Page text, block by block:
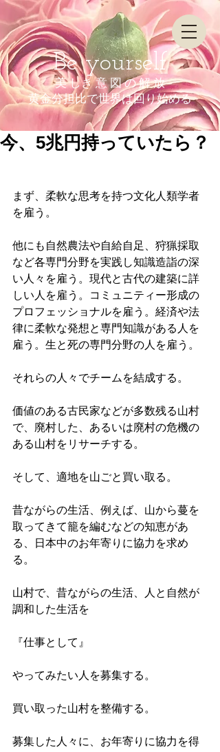
Be yourself
美 しき 意 図 の 解 放
​黄金分担比で世界は回り始める
今、5兆円持っていたら？
まず、柔軟な思考を持つ文化人類学者
を雇う。
他にも自然農法や自給自足、狩猟採取
など各専門分野を実践し知識造詣の深
い人々を雇う。現代と古代の建築に詳
しい人を雇う。コミュニティー形成の
プロフェッショナルを雇う。経済や法
律に柔軟な発想と専門知識がある人を
雇う。生と死の専門分野の人を雇う。
それらの人々でチームを結成する。
価値のある古民家などが多数残る山村
で、廃村した、あるいは廃村の危機の
ある山村をリサーチする。
そして、適地を山ごと買い取る。
昔ながらの生活、例えば、山から蔓を
取ってきて籠を編むなどの知恵があ
る、日本中のお年寄りに協力を求め
る。
山村で、昔ながらの生活、人と自然が
調和した生活を
『仕事として』
やってみたい人を募集する。
買い取った山村を整備する。
募集した人々に、お年寄りに協力を得